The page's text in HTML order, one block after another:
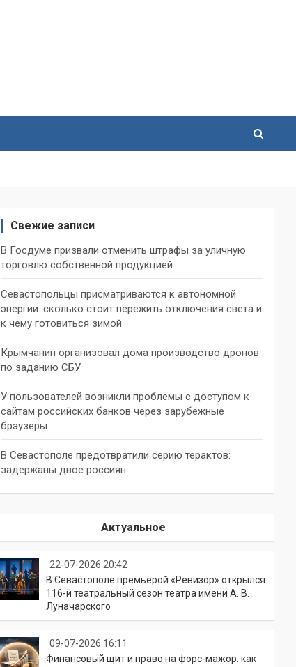
Свежие записи
В Госдуме призвали отменить штрафы за уличную
торговлю собственной продукцией
Севастопольцы присматриваются к автономной
энергии: сколько стоит пережить отключения света и
к чему готовиться зимой
Крымчанин организовал дома производство дронов
по заданию СБУ
У пользователей возникли проблемы с доступом к
сайтам российских банков через зарубежные
браузеры
В Севастополе предотвратили серию терактов:
задержаны двое россиян
Актуальное
22-07-2026 20:42
В Севастополе премьерой «Ревизор» открылся
116-й театральный сезон театра имени А. В.
Луначарского
09-07-2026 16:11
Финансовый щит и право на форс-мажор: как